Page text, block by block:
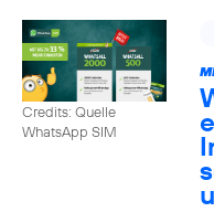
Credits: Quelle
WhatsApp SIM